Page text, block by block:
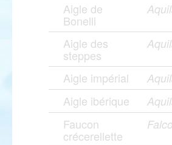
Aigle de
Bonelli
Aigle des
steppes
Aigle impérial
Aigle ibérique
Faucon
crécerellette